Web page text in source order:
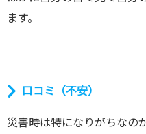
ます。
口コミ（不安）
災害時は特になりがちなの